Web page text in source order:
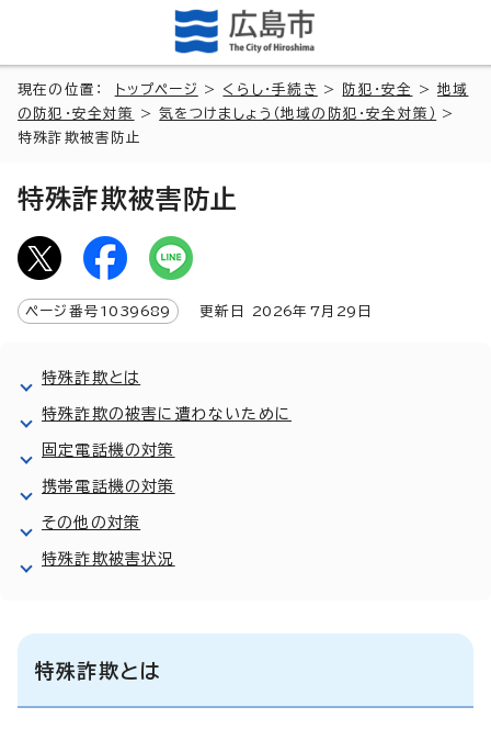
現在の位置： トップページ > くらし・手続き > 防犯・安全 >地域
の防犯・安全対策
>気をつけましょう（地域の防犯・安全対策）
>
特殊詐欺被害防止
特殊詐欺被害防止
ページ番号 1039689 更新日 2026年7月 29 日
特殊詐欺とは
特殊詐欺の被害に遭わないために
固定電話機の対策
携帯電話機の対策
その他の対策
特殊詐欺被害状況
特殊詐欺とは